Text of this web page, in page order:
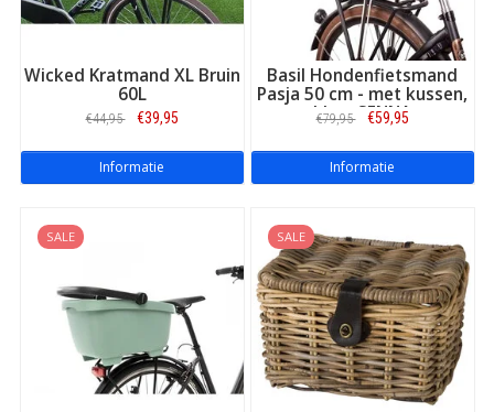
Wicked Kratmand XL Bruin
60L
€44,95 €39,95
Informatie
Basil Hondenfietsmand
Pasja 50 cm - met kussen,
klem SENNA
€79,95 €59,95
Informatie
SALE SALE